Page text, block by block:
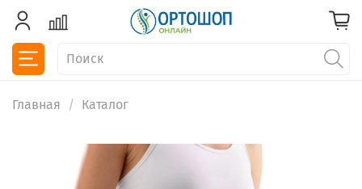
Главная Каталог